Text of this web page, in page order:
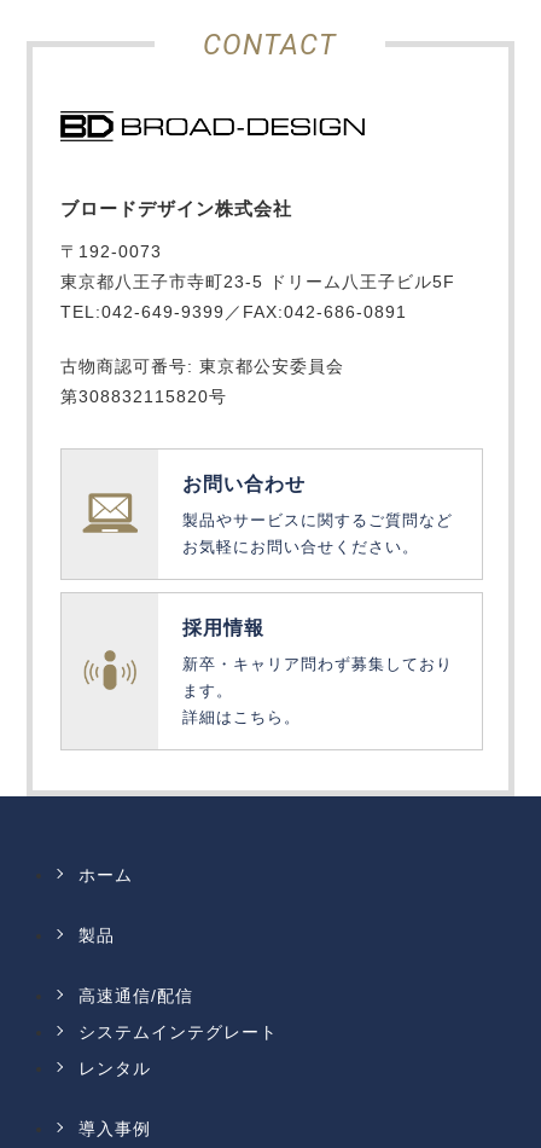
CONTACT
ブロードデザイン株式会社
〒192-0073
東京都八王子市寺町23-5 ドリーム八王子ビル5F
TEL:042-649-9399／FAX:042-686-0891
古物商認可番号: 東京都公安委員会
第308832115820号
お問い合わせ
製品やサービスに関するご質問など
お気軽にお問い合せください。
採用情報
新卒・キャリア問わず募集しており
ます。
詳細はこちら。
ホーム
製品
高速通信/配信
システムインテグレート
レンタル
導入事例